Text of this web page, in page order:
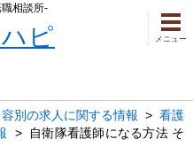
相談所-
メニュー
別の求人に関する情報 > 看護
>
自衛隊看護師になる方法 そ